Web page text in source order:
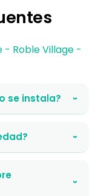
- Roble Village -
se instala? ›
›
›